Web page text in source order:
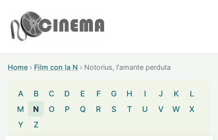
Home › Film con la N › Notorius, l'amante perduta
A B C D E F G H I J K
L
M
N O P Q R S T U V W
X
Y
Z